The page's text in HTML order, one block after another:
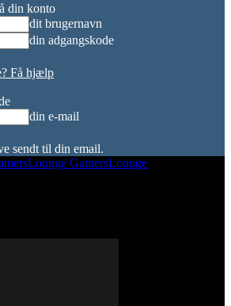
din konto
dit brugernavn
din adgangskode
Få hjælp
din e-mail
sendt til din email.
GamersLounge